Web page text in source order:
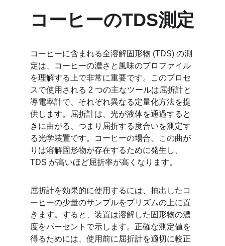
コーヒーのTDS測定
コーヒーに含まれる全溶解固形物 (TDS) の測
定は、コーヒーの濃さと風味のプロファイル
を理解する上で非常に重要です。このプロセ
スで使用される 2 つの主なツールは屈折計と
導電率計で、それぞれ異なる定量化方法を提
供します。屈折計は、光が液体を通過すると
きに曲がる、つまり屈折する度合いを測定す
る光学装置です。コーヒーの場合、この曲が
りは溶解固形物が存在するために発生し、
TDS が高いほど屈折率が高くなります。
屈折計を効果的に使用するには、抽出したコ
ーヒーの少量のサンプルをプリズムの上に置
きます。すると、装置は溶解した固形物の濃
度をパーセントで示します。正確な測定値を
得るためには、使用前に屈折計を適切に較正